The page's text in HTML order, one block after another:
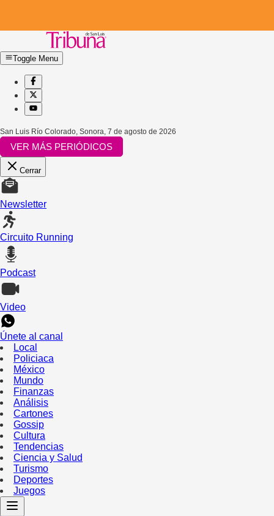
Toggle Menu
San Luis Río Colorado, Sonora, 7 de agosto de 2026
VER MÁS PERIÓDICOS
Cerrar
Newsletter
Circuito Running
Podcast
Video
Únete al canal
Local
Policiaca
México
Mundo
Finanzas
Análisis
Cartones
Gossip
Cultura
Tendencias
Ciencia y Salud
Turismo
Deportes
Juegos